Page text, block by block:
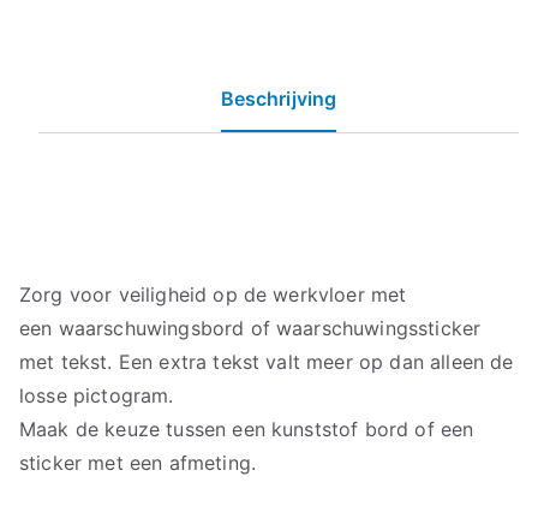
Beschrijving
Zorg voor veiligheid op de werkvloer met
een waarschuwingsbord of waarschuwingssticker
met tekst. Een extra tekst valt meer op dan alleen de
losse pictogram.
Maak de keuze tussen een kunststof bord of een
sticker met een afmeting.